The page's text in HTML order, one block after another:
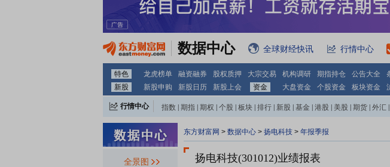
数据中心 全球财经快讯 行情中心
特色 龙虎榜单 融资融券 股权质押 大宗交易 机构调研 期指持仓 公告大全
新股
新股申购 新股日历 新股上会 资金 大盘资金 个股资金 板块资金
行情中心 指数 期指 期权 个股 板块 排行 新股 基金 港股 美股 期货 外汇
全景图
东方财富网 > 数据中心 > 扬电科技 > 年报季报
扬电科技(301012)业绩报表